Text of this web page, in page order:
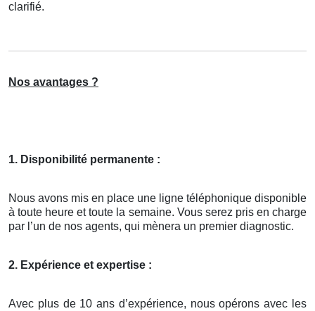
clarifié.
Nos avantages ?
1. Disponibilité permanente :
Nous avons mis en place une ligne téléphonique disponible
à toute heure et toute la semaine. Vous serez pris en charge
par l’un de nos agents, qui mènera un premier diagnostic.
2. Expérience et expertise :
Avec plus de 10 ans d’expérience, nous opérons avec les